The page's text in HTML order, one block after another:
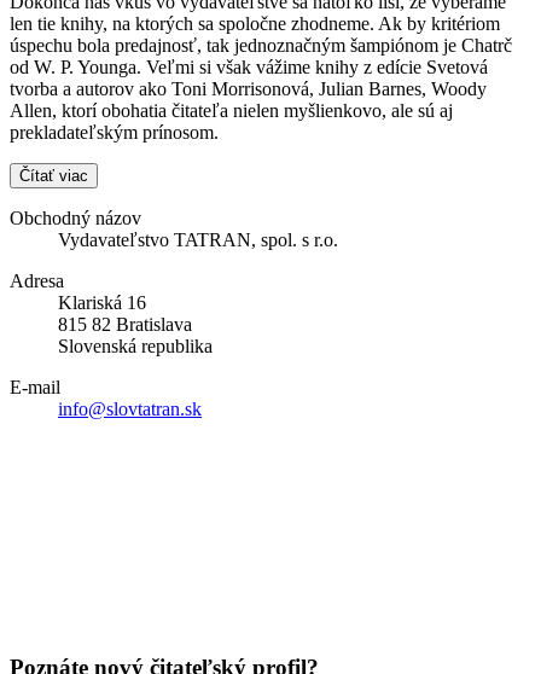
len tie knihy, na ktorých sa spoločne zhodneme. Ak by kritériom
úspechu bola predajnosť, tak jednoznačným šampiónom je Chatrč
od W. P. Younga. Veľmi si však vážime knihy z edície Svetová
tvorba a autorov ako Toni Morrisonová, Julian Barnes, Woody
Allen, ktorí obohatia čitateľa nielen myšlienkovo, ale sú aj
prekladateľským prínosom.
Čítať viac
Obchodný názov
Vydavateľstvo TATRAN, spol. s r.o.
Adresa
Klariská 16
815 82 Bratislava
Slovenská republika
E-mail
info@slovtatran.sk
Poznáte nový čitateľský profil?